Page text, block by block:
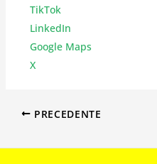
TikTok
LinkedIn
Google Maps
X
PRECEDENTE